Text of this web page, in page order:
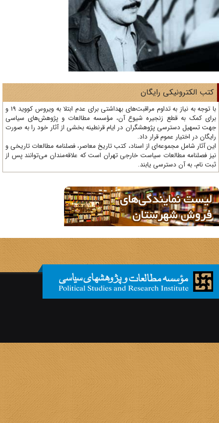
الکترونیکی رایگان
با توجه به نیاز به تداوم مراقبت‌های بهداشتی برای عدم ابتلا به ویروس کووید 19 و
کمک به قطع زنجیره شیوع آن، مؤسسه مطالعات و پژوهش‌های سیاسی
تسهیل دسترسی پژوهشگران در ایام قرنطینه بخشی از آثار خود را به صورت
در اختیار عموم قرار داد.
آثار شامل مجموعه‌ای از اسناد، کتب تاریخ معاصر، فصلنامه‌ مطالعات تاریخی و
فصلنامه مطالعات سیاست خارجی تهران است که علاقه‌مندان می‌توانند پس از
نام، به آن دسترسی یابند.